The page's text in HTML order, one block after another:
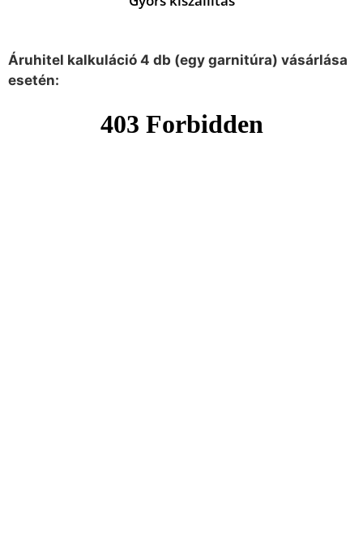
Áruhitel kalkuláció 4 db (egy garnitúra) vásárlása
esetén: